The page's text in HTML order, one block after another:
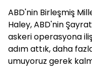
ABD'nin Birleşmiş
Haley, ABD'nin
askeri operasyona
adım attık, daha
umuyoruz gerek